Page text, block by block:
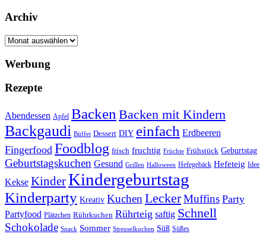
Archiv
Archiv
Werbung
Rezepte
Abendessen Apfel Backen Backen mit Kindern
Backgaudi Büffet Dessert DIY einfach Erdbeeren
Fingerfood Foodblog frisch fruchtig Früchte Frühstück Geburtstag
Geburtstagskuchen Gesund Grillen Halloween Hefegebäck Hefeteig Idee
Kekse KinderKindergeburtstag
Kinderparty Kreativ Kuchen LeckerMuffins Party
Partyfood Plätzchen Rührkuchen Rührteig saftig Schnell
Schokolade Snack Sommer Streuselkuchen Süß Süßes